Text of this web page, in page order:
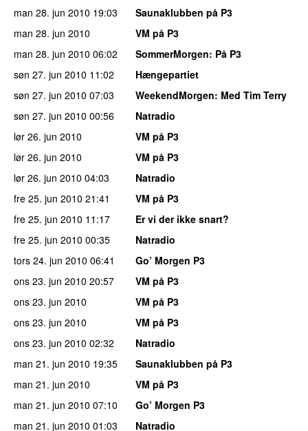
man 28. jun 2010 19:03
Saunaklubben på P3
man 28. jun 2010
VM på P3
man 28. jun 2010 06:02 SommerMorgen: På P3
søn 27. jun 2010 11:02
Hængepartiet
søn 27. jun 2010 07:03 WeekendMorgen: Med Tim Terry
søn 27. jun 2010 00:56
Natradio
lør 26. jun 2010
VM på P3
lør 26. jun 2010
VM på P3
lør 26. jun 2010 04:03
Natradio
fre 25. jun 2010 21:41
VM på P3
fre 25. jun 2010 11:17
Er vi der ikke snart?
fre 25. jun 2010 00:35
Natradio
tors 24. jun 2010 06:41
Go’ Morgen P3
ons 23. jun 2010 20:57
VM på P3
ons 23. jun 2010
VM på P3
ons 23. jun 2010
VM på P3
ons 23. jun 2010 02:32
Natradio
man 21. jun 2010 19:35
Saunaklubben på P3
man 21. jun 2010
VM på P3
man 21. jun 2010 07:10
Go’ Morgen P3
man 21. jun 2010 01:03
Natradio